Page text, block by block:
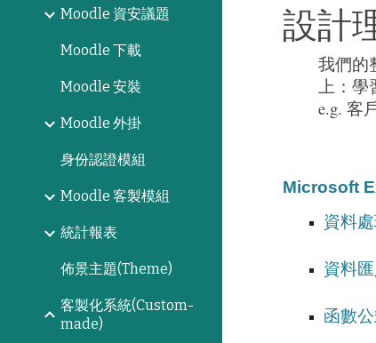
Moodle 資安議題
Moodle 下載
Moodle 安裝
Moodle 外掛
身份認證模組
Moodle 客製模組
統計報表
佈景主題(Theme)
客製化系統(Custom-
made)
設計
我們的
上：學
e.g. 客
Microsoft
資料
資料匯
函數